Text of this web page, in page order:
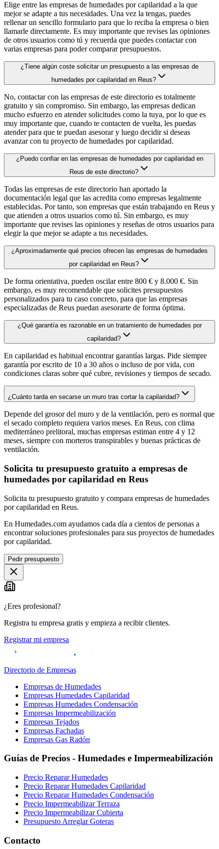
Elige entre las empresas de humedades por capilaridad a la que
mejor se adapte a tus necesidades. Una vez la tengas, puedes
rellenar un sencillo formulario para que lo reciba la empresa o bien
llamarle directamente. Es muy importante que revises las opiniones
de otros usuarios como tú y recuerda que puedes contactar con
varias empresas para poder comparar presupuestos.
¿Tiene algún coste solicitar un presupuesto a las empresas de
humedades por capilaridad en Reus?
No, contactar con las empresas de este directorio es totalmente
gratuito y sin compromiso. Sin embargo, las empresas dedican
mucho esfuerzo en atender solicitudes como la tuya, por lo que es
muy importante que, cuando te contacten de vuelta, les puedas
atender para que te puedan asesorar y luego decidir si deseas
avanzar con tu proyecto de humedades por capilaridad.
¿Puedo confiar en las empresas de humedades por capilaridad en
Reus de este directorio?
Todas las empresas de este directorio han aportado la
documentación legal que las acredita como empresas legalmente
establecidas. Por tanto, son empresas que están trabajando en Reus y
que atienden a otros usuarios como tú. Sin embargo, es muy
importante que revises las opiniones y reseñas de otros usuarios para
elegir la que mejor se adapte a tus necesidades.
¿Aproximadamente qué precios ofrecen las empresas de humedades
por capilaridad en Reus?
De forma orientativa, pueden oscilar entre 800 € y 8.000 €. Sin
embargo, es muy recomendable que solicites presupuestos
personalizados para tu caso concreto, para que las empresas
especializadas de Reus puedan asesorarte de forma óptima.
¿Qué garantía es razonable en un tratamiento de humedades por
capilaridad?
En capilaridad es habitual encontrar garantías largas. Pide siempre
garantía por escrito de 10 a 30 años o incluso de por vida, con
condiciones claras sobre qué cubre, revisiones y tiempos de secado.
¿Cuánto tarda en secarse un muro tras cortar la capilaridad?
Depende del grosor del muro y de la ventilación, pero es normal que
el secado completo requiera varios meses. En Reus, con clima
mediterráneo prelitoral, muchas empresas estiman entre 4 y 12
meses, siempre con morteros transpirables y buenas prácticas de
ventilación.
Solicita tu presupuesto gratuito a empresas de
humedades por capilaridad en Reus
Solicita tu presupuesto gratuito y compara empresas de humedades
por capilaridad en Reus.
En Humedades.com ayudamos cada día a cientos de personas a
encontrar soluciones profesionales para sus proyectos de humedades
por capilaridad.
Pedir presupuesto
¿Eres profesional?
Registra tu empresa gratis y empieza a recibir clientes.
Registrar mi empresa
Directorio de Empresas
Empresas de Humedades
Empresas Humedades Capilaridad
Empresas Humedades Condensación
Empresas Impermeabilización
Empresas Tejados
Empresas Fachadas
Empresas Gas Radón
Guías de Precios - Humedades e Impermeabilización
Precio Reparar Humedades
Precio Reparar Humedades Capilaridad
Precio Reparar Humedades Condensación
Precio Impermeabilizar Terraza
Precio Impermeabilizar Cubierta
Presupuesto Arreglar Goteras
Contacto